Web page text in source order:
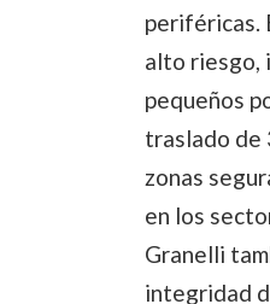
periféricas.
alto riesgo,
pequeños
traslado de
zonas
en los
Granelli
integridad